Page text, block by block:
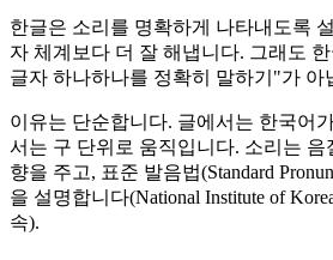
한글은 소리를 명확하게 나타내도록
자 체계보다 더 잘 해냅니다. 그래도
글자 하나하나를 정확히 말하기"가 아
이유는 단순합니다. 글에서는 한국어
서는 구 단위로 움직입니다. 소리는 음
향을 주고, 표준 발음법(Standard
을 설명합니다(National Institute of
속).